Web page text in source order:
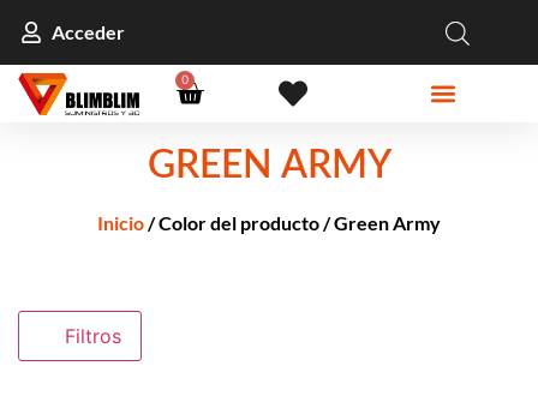
Acceder
0
GREEN ARMY
Inicio/ Color del producto / Green Army
Filtros